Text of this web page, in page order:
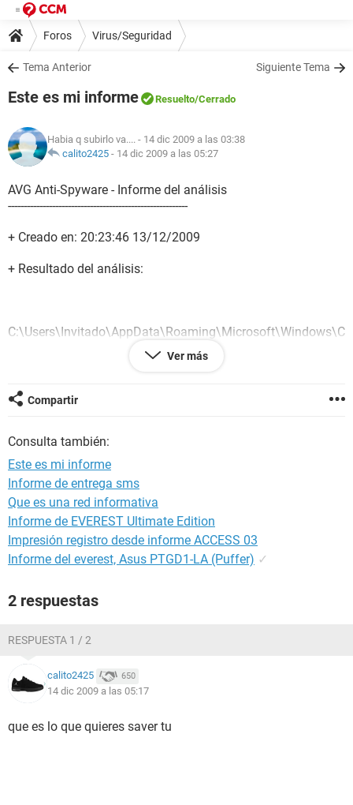
Foros Virus/Seguridad
Tema Anterior Siguiente Tema
Este es mi informe Resuelto/Cerrado
Habia q subirlo va.... - 14 dic 2009 a las 03:38
calito2425 - 14 dic 2009 a las 05:27
AVG Anti-Spyware - Informe del análisis
---------------------------------------------------------
+ Creado en: 20:23:46 13/12/2009
+ Resultado del análisis:
C:\Users\Invitado\AppData\Roaming\Microsoft\Windows\C
ookies\invitado@msnportal.112.2o7[1].txt ->
TrackingCookie.2o7 : Limpios.
ows\Cookies\administrador@atdmt[2].txt ->
TrackingCookie.Atdmt : Limpios.
ookies\invitado@atdmt[1].txt -> TrackingCookie.Atdmt :
Limpios.
C:\Users\Administrador\AppData\Roaming\Microsoft\Wind
ows\Cookies\administrador@doubleclick[2].txt ->
TrackingCookie.Doubleclick : Limpios.
C:\Users\Invitado\AppData\Roaming\Microsoft\Windows\C
ookies\invitado@doubleclick[1].txt ->
TrackingCookie.Doubleclick : Limpios.
C:\Users\Administrador\AppData\Roaming\Microsoft\Wind
TrackingCookie.Smartadserver : Limpios.
TrackingCookie.Tradedoubler : Limpios.
::Fin del informe
Ver más
Compartir
Consulta también:
Este es mi informe
Informe de entrega sms
Que es una red informativa
Informe de EVEREST Ultimate Edition
Impresión registro desde informe ACCESS 03
Informe del everest, Asus PTGD1-LA (Puffer) ✓
2 respuestas
RESPUESTA 1 / 2
calito2425 650
14 dic 2009 a las 05:17
que es lo que quieres saver tu